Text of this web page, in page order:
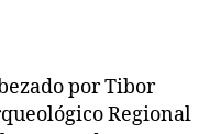
por Tibor
Regional